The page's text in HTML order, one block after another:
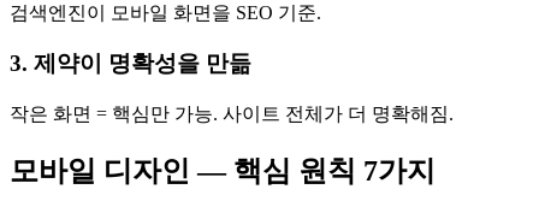
검색엔진이 모바일 화면을 SEO 기준.
3. 제약이 명확성을 만듦
작은 화면 = 핵심만 가능. 사이트 전체가 더 명확해짐.
모바일 디자인 — 핵심 원칙 7가지